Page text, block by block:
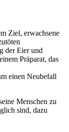
Ziel, erwachsene
der Eier und
Präparat, das
einen Neubefall
Menschen zu
sind, dazu